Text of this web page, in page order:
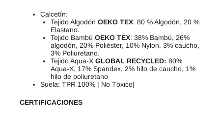
Calcetín:
Tejido Algodón OEKO TEX: 80 % Algodón, 20 %
Elastano.
Tejido Bambú OEKO TEX: 38% Bambú, 26%
algodón, 20% Poliéster, 10% Nylon, 3% caucho,
3% Poliuretano.
Tejido Aqua-X GLOBAL RECYCLED: 80%
Aqua-X, 17% Spandex, 2% hilo de caucho, 1%
hilo de poliuretano
Suela: TPR 100% | No Tóxico|
CERTIFICACIONES